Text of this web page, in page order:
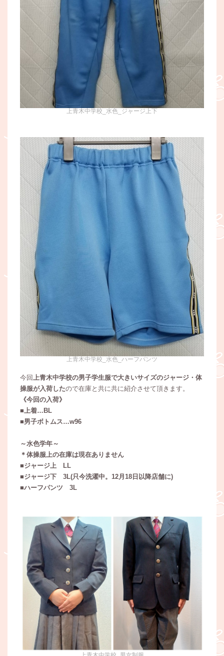
上青木中学校_水色_ジャージ上下
上青木中学校_水色_ハーフパンツ
今回 上青木中学校の男子学生服で大きいサイズのジャージ・体
操服が入荷したので在庫と共に共に紹介させて頂きます。
《今回の入荷》
■上着…BL
■男子ボトムス…w96
～水色学年～
＊体操服上の在庫は現在ありません
■ジャージ上 LL
■ジャージ下 3L(只今洗濯中。12月18日以降店舗に)
■ハーフパンツ 3L